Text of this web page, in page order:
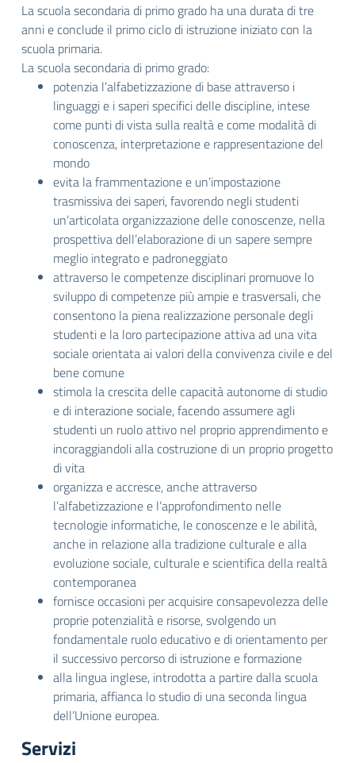
La scuola secondaria di primo grado ha una durata di tre
anni e conclude il primo ciclo di istruzione iniziato con la
scuola primaria.
La scuola secondaria di primo grado:
potenzia l’alfabetizzazione di base attraverso i
linguaggi e i saperi specifici delle discipline, intese
come punti di vista sulla realtà e come modalità di
conoscenza, interpretazione e rappresentazione del
mondo
evita la frammentazione e un’impostazione
trasmissiva dei saperi, favorendo negli studenti
un’articolata organizzazione delle conoscenze, nella
prospettiva dell’elaborazione di un sapere sempre
meglio integrato e padroneggiato
attraverso le competenze disciplinari promuove lo
sviluppo di competenze più ampie e trasversali, che
consentono la piena realizzazione personale degli
studenti e la loro partecipazione attiva ad una vita
sociale orientata ai valori della convivenza civile e del
bene comune
stimola la crescita delle capacità autonome di studio
e di interazione sociale, facendo assumere agli
studenti un ruolo attivo nel proprio apprendimento e
incoraggiandoli alla costruzione di un proprio progetto
di vita
organizza e accresce, anche attraverso
l’alfabetizzazione e l’approfondimento nelle
tecnologie informatiche, le conoscenze e le abilità,
anche in relazione alla tradizione culturale e alla
evoluzione sociale, culturale e scientifica della realtà
contemporanea
fornisce occasioni per acquisire consapevolezza delle
proprie potenzialità e risorse, svolgendo un
fondamentale ruolo educativo e di orientamento per
il successivo percorso di istruzione e formazione
alla lingua inglese, introdotta a partire dalla scuola
primaria, affianca lo studio di una seconda lingua
dell’Unione europea.
Servizi